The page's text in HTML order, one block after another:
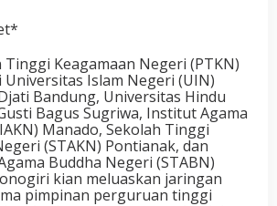
Keagamaan Negeri (PTKN)
Universitas Islam Negeri (UIN)
Bandung, Universitas Hindu
Bagus Sugriwa, Institut Agama
Manado, Sekolah Tinggi
(STAKN) Pontianak, dan
Buddha Negeri (STABN)
kian meluaskan jaringan
pimpinan perguruan tinggi